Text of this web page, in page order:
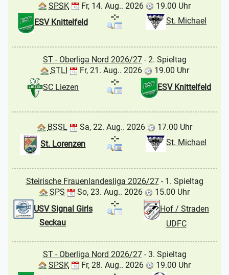
SPSK Fr, 14. Aug.. 2026
19.00 Uhr
ESV Knittelfeld
St. Michael
-:-
ST - Oberliga Nord 2026/27- 2. Spieltag
STLI
Fr, 21. Aug.. 2026
19.00 Uhr
SC Liezen
ESV Knittelfeld
-:-
BSSL Sa, 22. Aug.. 2026
17.00 Uhr
St. Lorenzen
St. Michael
-:-
Steirische Frauenlandesliga 2026/27- 1. Spieltag
SPS
So, 23. Aug.. 2026
15.00 Uhr
USV Signal Girls
Seckau
Hof / Straden
UDFC
-:-
ST - Oberliga Nord 2026/27- 3. Spieltag
SPSK
Fr, 28. Aug.. 2026 19.00 Uhr